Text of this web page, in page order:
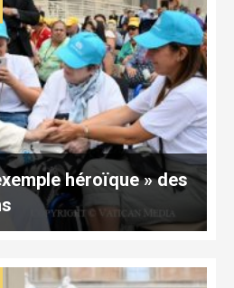
héroïque » des